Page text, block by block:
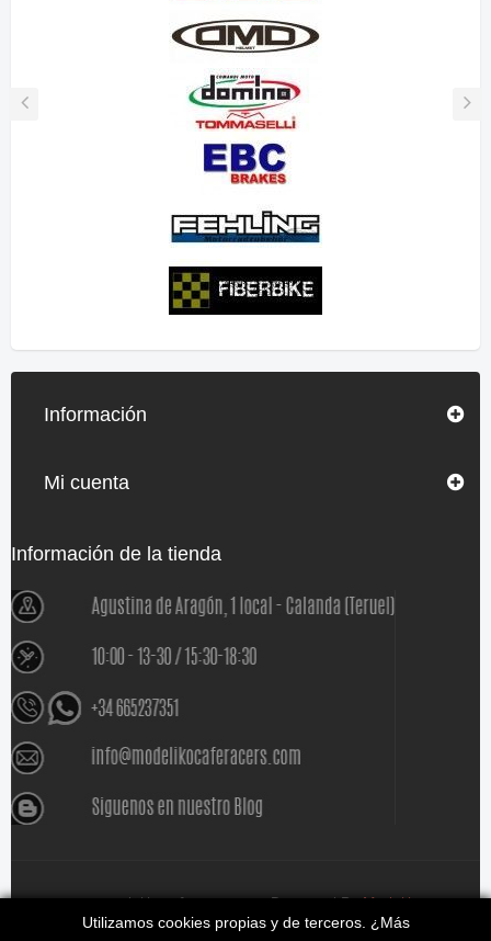
Información
Mi cuenta
Información de la tienda
Utilizamos cookies propias y de terceros. ¿Más
www.modelikocaferacers.com Designed By Modeliko